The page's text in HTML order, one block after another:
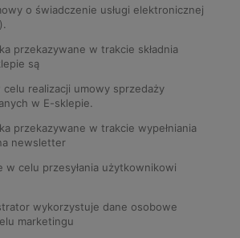
o świadczenie usługi elektronicznej
przekazywane w trakcie składnia
są
realizacji umowy sprzedaży
w E-sklepie.
przekazywane w trakcie wypełniania
newsletter
w celu przesyłania użytkownikowi
wykorzystuje dane osobowe
marketingu